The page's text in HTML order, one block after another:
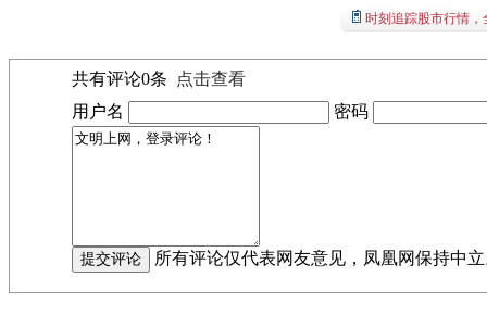
时刻追踪股市行情
共有评论0条
点击查看
用户名
密码
所有评论仅代表网友意见，凤凰网保持中